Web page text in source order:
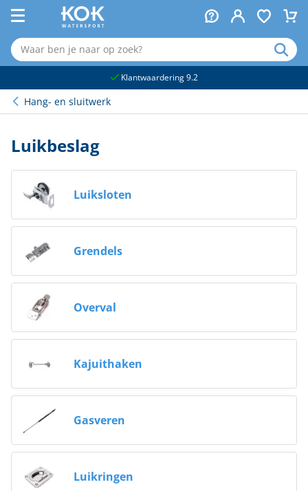
Klantwaardering 9.2
Hang- en sluitwerk
Luikbeslag
Luiksloten
Grendels
Overval
Kajuithaken
Gasveren
Luikringen